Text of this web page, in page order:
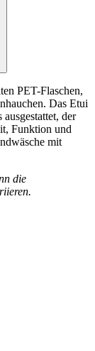
PET-Flaschen,
Das Etui
der
Funktion und
mit
die